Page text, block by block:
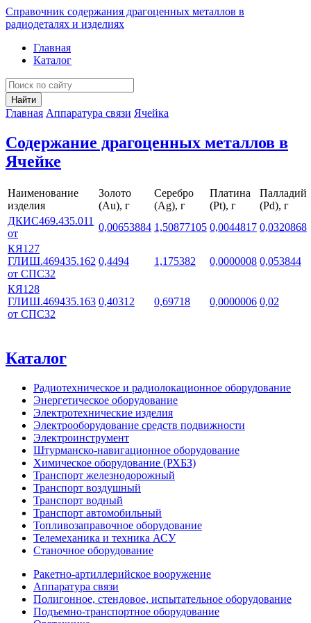
Справочник содержания драгоценных металлов в
радиодеталях и изделиях
Главная
Каталог
Найти
Главная Аппаратура связи Ячейка
Содержание драгоценных металлов в
Ячейке
Наименование
изделия
Золото
(Au), г
Серебро
(Ag), г
Платина
(Pt), г
Палладий
(Pd), г
ДКИС469.435.011
от
0,00653884 1,50877105 0,0044817 0,0320868
КЯ127
ГЛИШ.469435.162
от СПС32
0,4494 1,175382 0,0000008 0,053844
КЯ128
ГЛИШ.469435.163
от СПС32
0,40312 0,69718 0,0000006 0,02
Каталог
Радиотехническое и радиолокационное оборудование
Энергетическое оборудование
Электротехнические изделия
Электрооборудование средств подвижности
Электроинструмент
Штурманско-навигационное оборудование
Химическое оборудование (РХБЗ)
Транспорт железнодорожный
Транспорт воздушный
Транспорт водный
Транспорт автомобильный
Топливозаправочное оборудование
Телемеханика и техника АСУ
Станочное оборудование
Ракетно-артиллерийское вооружение
Аппаратура связи
Полигонное, стендовое, испытательное оборудование
Подъемно-транспортное оборудование